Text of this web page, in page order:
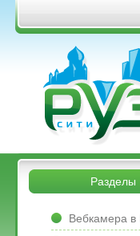
Перейти к основному
&bsps;
&bsps;
Разделы
Вебкамера в